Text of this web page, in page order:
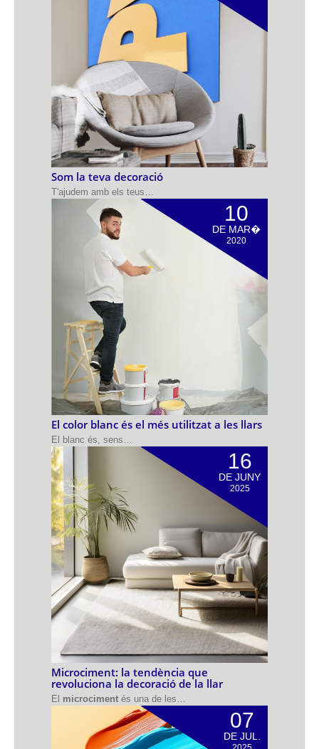
Som la teva decoració
T'ajudem amb els teus…
10
DE MAR�
2020
El color blanc és el més utilitzat a les llars
El blanc és, sens…
16
DE JUNY
2025
Microciment: la tendència que
revoluciona la decoració de la llar
El microciment és una de les…
07
DE JUL.